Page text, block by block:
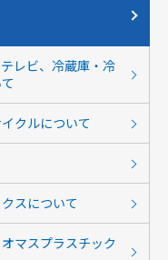
レビ、冷蔵庫・冷
クルについて
スについて
マスプラスチック